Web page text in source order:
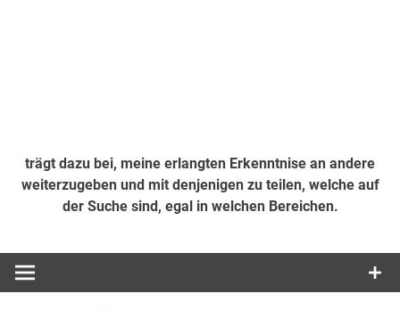
trägt dazu bei, meine erlangten Erkenntnise an andere
weiterzugeben und mit denjenigen zu teilen, welche auf
der Suche sind, egal in welchen Bereichen.